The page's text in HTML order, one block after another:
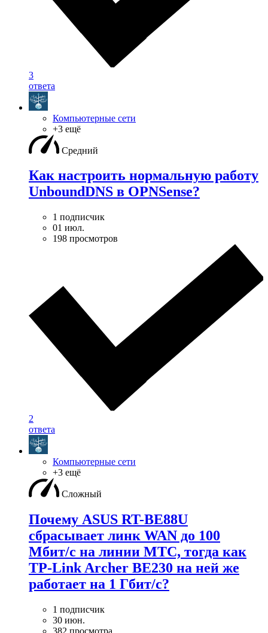
3
ответа
Компьютерные сети
+3 ещё
Средний
Как настроить нормальную работу
UnboundDNS в OPNSense?
1 подписчик
01 июл.
198 просмотров
2
ответа
Компьютерные сети
+3 ещё
Сложный
Почему ASUS RT-BE88U
сбрасывает линк WAN до 100
Мбит/с на линии МТС, тогда как
TP-Link Archer BE230 на ней же
работает на 1 Гбит/с?
1 подписчик
30 июн.
382 просмотра